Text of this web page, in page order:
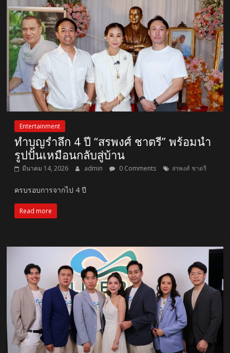
Entertainment
ทำบุญรำลึก 4 ปี “สรพงศ์ ชาตรี” พร้อมนำ
รูปปั้นเหมือนกลับสู่บ้าน
มีนาคม 14, 2026 admin 0 Comments สรพงศ์ ชาตรี
ครบรอบการจากไป 4 ปี
Read more